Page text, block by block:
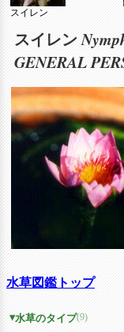
スイレン
スイレン
GENERAL
水草図鑑トップ
水草のタイプ(9)